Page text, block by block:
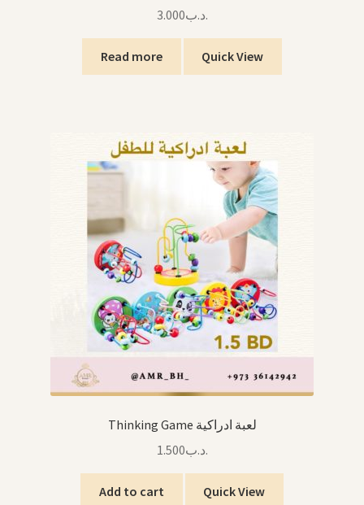
.د.ب3.000
Read more Quick View
Thinking Game لعبة ادراكية
.د.ب1.500
Add to cart Quick View